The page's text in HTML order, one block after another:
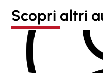
Scopri altri